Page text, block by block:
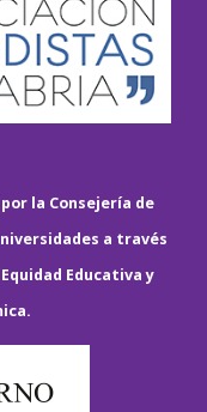
la Consejería de
a través
Educativa y